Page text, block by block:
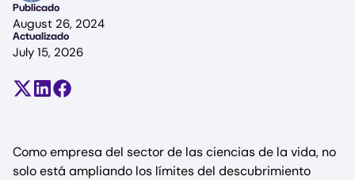
Publicado
August 26, 2024
Actualizado
July 15, 2026
Compartir en X (antes Twitter)
Compartir en LinkedIn
Compartir en Facebook
Como empresa del sector de las ciencias de la vida, no
solo está ampliando los límites del descubrimiento